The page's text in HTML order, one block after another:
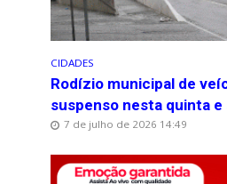
CIDADES
Rodízio municipal de
suspenso nesta quinta
7 de julho de 2026 14:49